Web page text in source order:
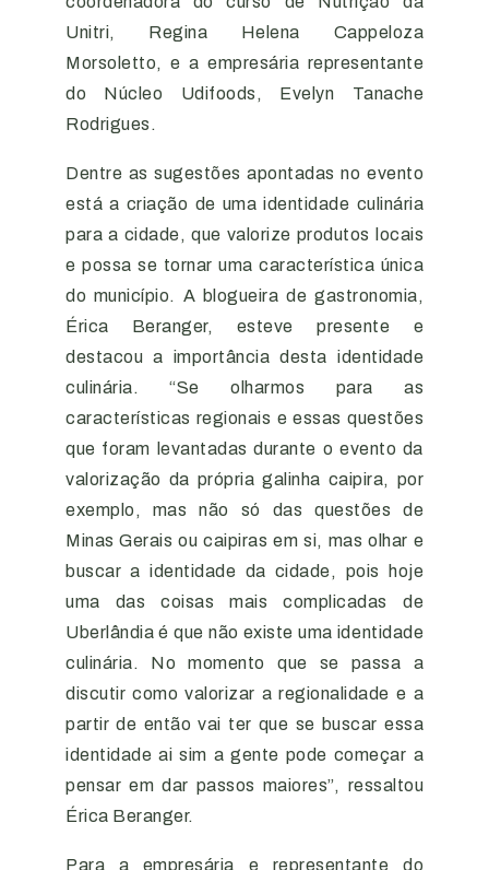
Unitri, Regina Helena Cappeloza
Morsoletto, e a empresária representante
do Núcleo Udifoods, Evelyn Tanache
Rodrigues.
Dentre as sugestões apontadas no evento
está a criação de uma identidade culinária
para a cidade, que valorize produtos locais
e possa se tornar uma característica única
do município. A blogueira de gastronomia,
Érica Beranger, esteve presente e
destacou a importância desta identidade
culinária. “Se olharmos para as
características regionais e essas questões
que foram levantadas durante o evento da
valorização da própria galinha caipira, por
exemplo, mas não só das questões de
Minas Gerais ou caipiras em si, mas olhar e
buscar a identidade da cidade, pois hoje
uma das coisas mais complicadas de
Uberlândia é que não existe uma identidade
culinária. No momento que se passa a
discutir como valorizar a regionalidade e a
partir de então vai ter que se buscar essa
identidade ai sim a gente pode começar a
pensar em dar passos maiores”, ressaltou
Érica Beranger.
Para a empresária e representante do